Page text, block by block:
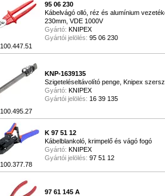
100.447.51
95 06 230
Kábelvágó olló, réz és alumínium
230mm, VDE 1000V
Gyártó: KNIPEX
Gyártói jelölés: 95 06 230
100.495.27
KNP-1639135
Szigeteléseltávolító penge, Knipex
Gyártó: KNIPEX
Gyártói jelölés: 16 39 135
100.377.78
K 97 51 12
Kábelblankoló, krimpelő és vágó fogó
Gyártó: KNIPEX
Gyártói jelölés: 97 51 12
97 61 145 A